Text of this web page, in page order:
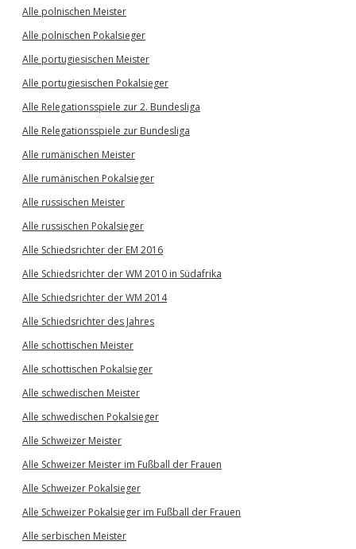
Alle polnischen Meister
Alle polnischen Pokalsieger
Alle portugiesischen Meister
Alle portugiesischen Pokalsieger
Alle Relegationsspiele zur 2. Bundesliga
Alle Relegationsspiele zur Bundesliga
Alle rumänischen Meister
Alle rumänischen Pokalsieger
Alle russischen Meister
Alle russischen Pokalsieger
Alle Schiedsrichter der EM 2016
Alle Schiedsrichter der WM 2010 in Südafrika
Alle Schiedsrichter der WM 2014
Alle Schiedsrichter des Jahres
Alle schottischen Meister
Alle schottischen Pokalsieger
Alle schwedischen Meister
Alle schwedischen Pokalsieger
Alle Schweizer Meister
Alle Schweizer Meister im Fußball der Frauen
Alle Schweizer Pokalsieger
Alle Schweizer Pokalsieger im Fußball der Frauen
Alle serbischen Meister